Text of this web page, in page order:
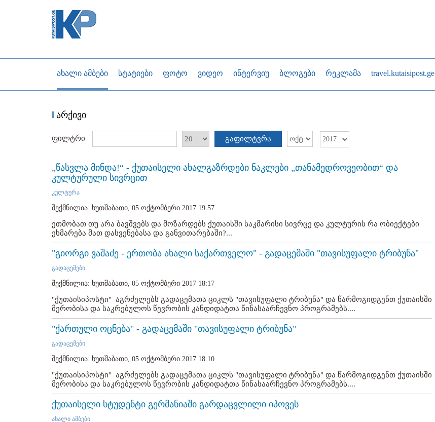
ახალი ამბები სტატიები ფოტო ვიდეო ინტერვიუ ბლოგები რეკლამა travel.kutaisipost.ge
არქივი
ფილტრი გაფილტვრა
„წასვლა მინდა!“ - ქუთაისელი ახალგაზრდები ნაკლები „თანამედროვეობით“ და
კულტურული სივრცით
კულტურა
შექმნილია: ხუთშაბათი, 05 ოქტომბერი 2017 19:57
ეთმობათ თუ არა ბავშვებს და მოზარდებს ქუთაისში საკმარისი სივრცე და კულტურის რა ობიექტები
ეხმარება მათ დასვენებასა და განვითარებაში?...
"გიორგი ვაშაძე - ერთობა ახალი საქართველო" - გადაცემაში "თავისუფალი ტრიბუნა"
გადაცემები
შექმნილია: ხუთშაბათი, 05 ოქტომბერი 2017 18:17
"ქუთაისიპოსტი" აგრძელებს გადაცემათა ციკლს "თავისუფალი ტრიბუნა" და წარმოგიდგენთ ქუთაისში
მერობისა და საკრებულოს წევრობის კანდიდატთა წინასაარჩევნო პროგრამებს....
"ქართული ოცნება" - გადაცემაში "თავისუფალი ტრიბუნა"
გადაცემები
შექმნილია: ხუთშაბათი, 05 ოქტომბერი 2017 18:10
"ქუთაისიპოსტი" აგრძელებს გადაცემათა ციკლს "თავისუფალი ტრიბუნა" და წარმოგიდგენთ ქუთაისში
მერობისა და საკრებულოს წევრობის კანდიდატთა წინასაარჩევნო პროგრამებს....
ქუთაისელი სტუდენტი გერმანიაში გარდაცვლილი იპოვეს
ახალი ამბები